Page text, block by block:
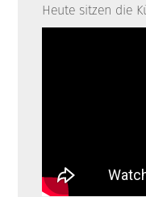
Heute sitzen die